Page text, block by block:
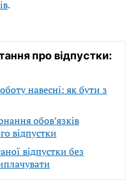
.
про відпустки:
навесні: як бути з
обов’язків
відпустки
відпустки без